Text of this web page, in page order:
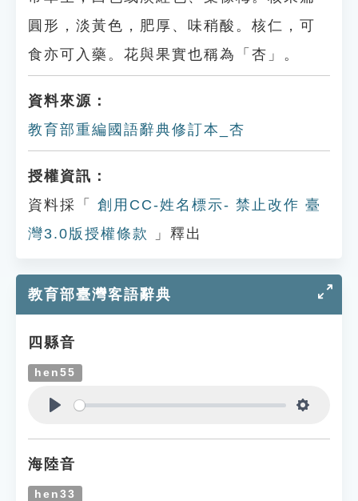
圓形，淡黃色，肥厚、味稍酸。核仁，可
食亦可入藥。花與果實也稱為「杏」。
資料來源：
教育部重編國語辭典修訂本_杏
授權資訊：
資料採「
創用CC-姓名標示- 禁止改作 臺
灣3.0版授權條款
」釋出
教育部臺灣客語辭典
四縣音
hen55
海陸音
hen33